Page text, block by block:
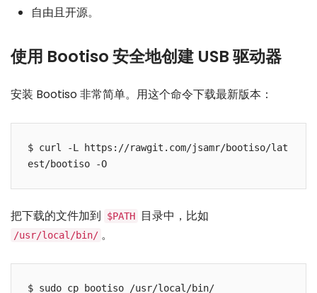
自由且开源。
使用 Bootiso 安全地创建 USB 驱动器
安装 Bootiso 非常简单。用这个命令下载最新版本：
$ curl -L https://rawgit.com/jsamr/bootiso/lat
把下载的文件加到 $PATH 目录中，比如
/usr/local/bin/ 。